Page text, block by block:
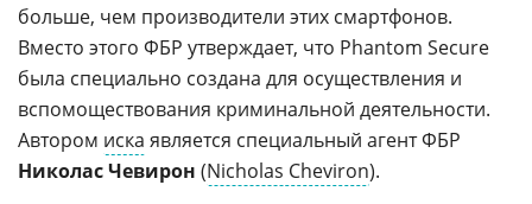
больше, чем производители этих смартфонов.
Вместо этого ФБР утверждает, что Phantom Secure
была специально создана для осуществления и
вспомоществования криминальной деятельности.
Автором иска является специальный агент ФБР
Николас Чевирон (Nicholas Cheviron).